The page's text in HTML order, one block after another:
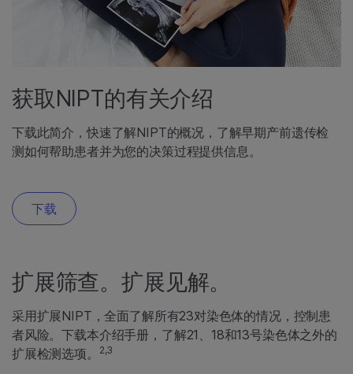
获取NIPT的有关介绍
下载此简介，快速了解NIPT的概况，了解早期产前遗传检
测如何帮助患者并为您的决策过程提供信息。
下载
扩展筛查。扩展见解。
采用扩展NIPT，全面了解所有23对染色体的情况，控制患
者风险。下载本介绍手册，了解21、18和13号染色体之外的
扩展检测选项。
2,3